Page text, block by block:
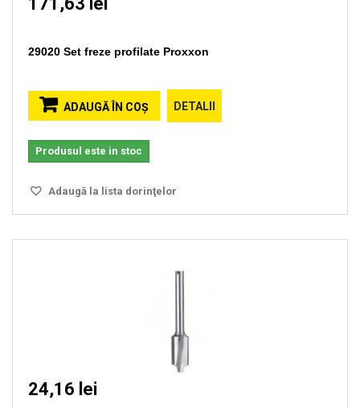
29020 Set freze profilate Proxxon
ADAUGĂ ÎN COŞ DETALII
Produsul este in stoc
Adaugă la lista dorinţelor
24,16 lei